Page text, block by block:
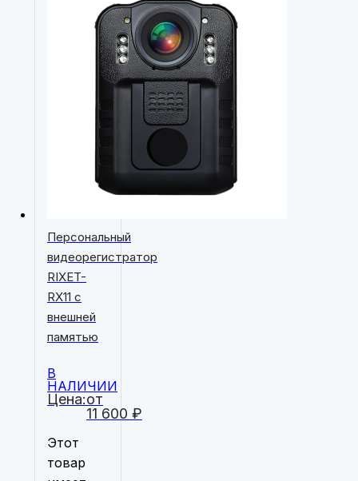
Цена:от
11 600 ₽
Персональный
видеорегистратор
RIXET-
RX11 с
внешней
памятью
В
НАЛИЧИИ
Этот
товар